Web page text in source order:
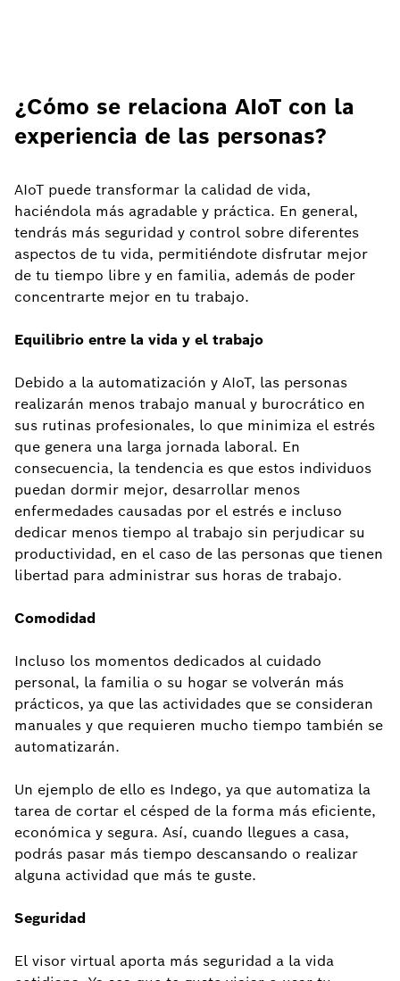
¿Cómo se relaciona AIoT con la
experiencia de las personas?
AIoT puede transformar la calidad de vida,
haciéndola más agradable y práctica. En general,
tendrás más seguridad y control sobre diferentes
aspectos de tu vida, permitiéndote disfrutar mejor
de tu tiempo libre y en familia, además de poder
concentrarte mejor en tu trabajo.
Equilibrio entre la vida y el trabajo
Debido a la automatización y AIoT, las personas
realizarán menos trabajo manual y burocrático en
sus rutinas profesionales, lo que minimiza el estrés
que genera una larga jornada laboral. En
consecuencia, la tendencia es que estos individuos
puedan dormir mejor, desarrollar menos
enfermedades causadas por el estrés e incluso
dedicar menos tiempo al trabajo sin perjudicar su
productividad, en el caso de las personas que tienen
libertad para administrar sus horas de trabajo.
Comodidad
Incluso los momentos dedicados al cuidado
personal, la familia o su hogar se volverán más
prácticos, ya que las actividades que se consideran
manuales y que requieren mucho tiempo también se
automatizarán.
Un ejemplo de ello es Indego, ya que automatiza la
tarea de cortar el césped de la forma más eficiente,
económica y segura. Así, cuando llegues a casa,
podrás pasar más tiempo descansando o realizar
alguna actividad que más te guste.
Seguridad
El visor virtual aporta más seguridad a la vida